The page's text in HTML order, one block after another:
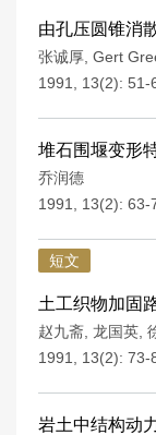
由孔压圆锥消
张诚厚 Gert
1991, 13(2): 51-
堆石围堰变形
乔润德
1991, 13(2): 63-
短文
土工织物加固
赵九斋 龙国英
1991, 13(2): 73-
岩土中结构动